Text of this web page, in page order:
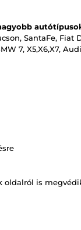
SantaFe, Fiat
7, X5,X6,X7,
oldalról is